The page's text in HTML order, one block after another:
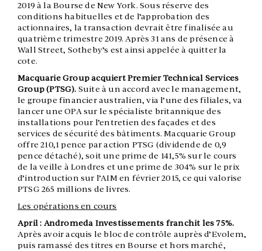
2019 à la Bourse de New York. Sous réserve des
conditions habituelles et de l’approbation des
actionnaires, la transaction devrait être finalisée au
quatrième trimestre 2019. Après 31 ans de présence à
Wall Street, Sotheby’s est ainsi appelée à quitter la
cote.
Macquarie Group acquiert Premier Technical Services
Group (PTSG). Suite à un accord avec le management,
le groupe financier australien, via l’une des filiales, va
lancer une OPA sur le spécialiste britannique des
installations pour l’entretien des façades et des
services de sécurité des bâtiments. Macquarie Group
offre 210,1 pence par action PTSG (dividende de 0,9
pence détaché), soit une prime de 141,5% sur le cours
de la veille à Londres et une prime de 304% sur le prix
d’introduction sur l’AIM en février 2015, ce qui valorise
PTSG 265 millions de livres.
Les opérations en cours
April : Andromeda Investissements franchit les 75%.
Après avoir acquis le bloc de contrôle auprès d’Evolem,
puis ramassé des titres en Bourse et hors marché,